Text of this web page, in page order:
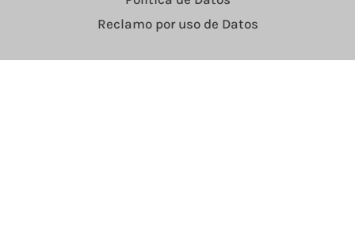
Reclamo por uso de Datos